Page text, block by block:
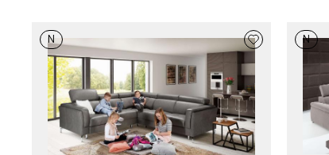
N N